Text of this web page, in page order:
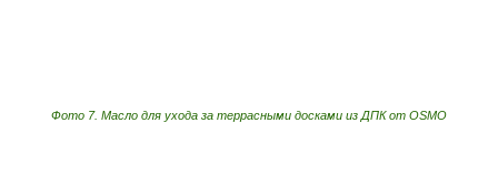
Фото 7. Масло для ухода за террасными досками из ДПК от OSMO